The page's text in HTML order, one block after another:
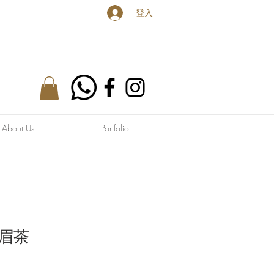
登入
Us Portfolio
茶